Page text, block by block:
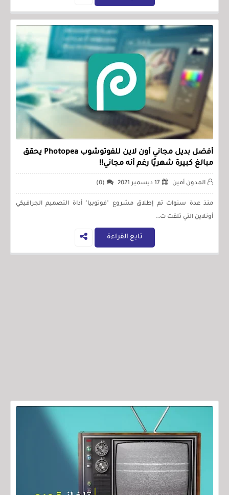
أفضل بديل مجاني أون لاين للفوتوشوب Photopea يحقق
مبالغ كبيرة شهريًا رغم أنه مجاني!!
المدون أمين 17 ديسمبر 2021 (0)
منذ عدة سنوات تم إطلاق مشروع "فوتوبيا" أداة التصميم الجرافيكي
أونلاين التي تلقت ت…
تابع القراءة